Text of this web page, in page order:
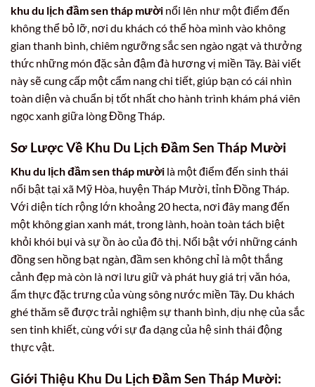
khu du lịch đầm sen tháp mười nổi lên như một điểm đến
không thể bỏ lỡ, nơi du khách có thể hòa mình vào không
gian thanh bình, chiêm ngưỡng sắc sen ngào ngạt và thưởng
thức những món đặc sản đậm đà hương vị miền Tây. Bài viết
này sẽ cung cấp một cẩm nang chi tiết, giúp bạn có cái nhìn
toàn diện và chuẩn bị tốt nhất cho hành trình khám phá viên
ngọc xanh giữa lòng Đồng Tháp.
Sơ Lược Về Khu Du Lịch Đầm Sen Tháp Mười
Khu du lịch đầm sen tháp mười là một điểm đến sinh thái
nổi bật tại xã Mỹ Hòa, huyện Tháp Mười, tỉnh Đồng Tháp.
Với diện tích rộng lớn khoảng 20 hecta, nơi đây mang đến
một không gian xanh mát, trong lành, hoàn toàn tách biệt
khỏi khói bụi và sự ồn ào của đô thị. Nổi bật với những cánh
đồng sen hồng bạt ngàn, đầm sen không chỉ là một thắng
cảnh đẹp mà còn là nơi lưu giữ và phát huy giá trị văn hóa,
ẩm thực đặc trưng của vùng sông nước miền Tây. Du khách
ghé thăm sẽ được trải nghiệm sự thanh bình, dịu nhẹ của sắc
sen tinh khiết, cùng với sự đa dạng của hệ sinh thái động
thực vật.
Giới Thiệu Khu Du Lịch Đầm Sen Tháp Mười: